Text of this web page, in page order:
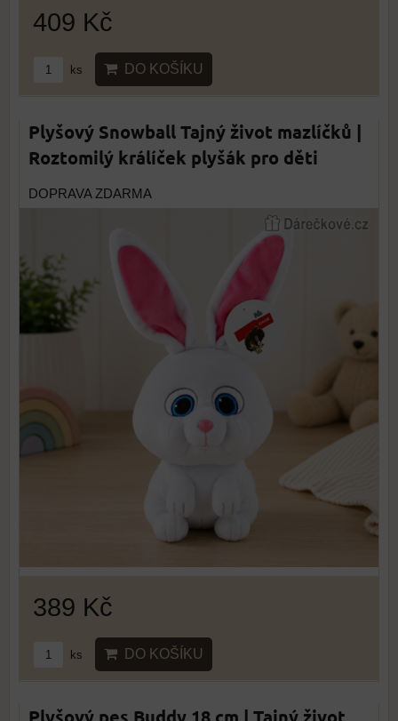
409 Kč
ks DO KOŠÍKU
Plyšový Snowball Tajný život mazlíčků |
Roztomilý králíček plyšák pro děti
DOPRAVA ZDARMA
389 Kč
ks DO KOŠÍKU